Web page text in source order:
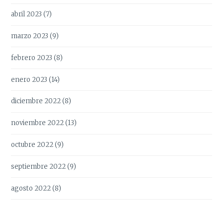
abril 2023 (7)
marzo 2023 (9)
febrero 2023 (8)
enero 2023 (14)
diciembre 2022(8)
noviembre 2022(13)
octubre 2022(9)
septiembre 2022(9)
agosto 2022(8)